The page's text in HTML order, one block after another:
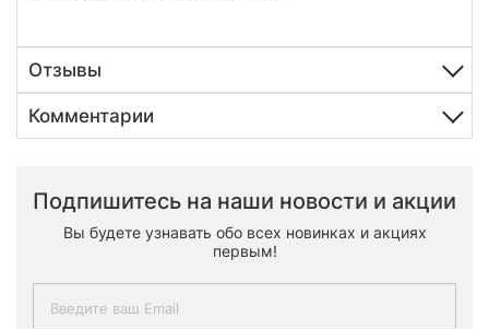
Отзывы
Комментарии
Подпишитесь на наши новости и акции
Вы будете узнавать обо всех новинках и акциях
первым!